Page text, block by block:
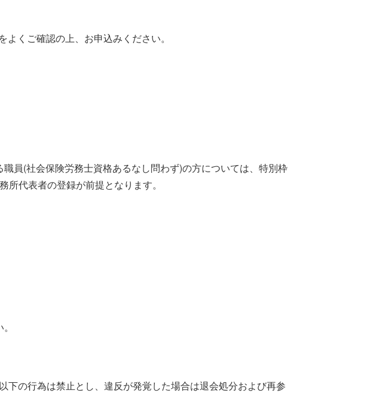
くご確認の上、お申込みください。
員(社会保険労務士資格あるなし問わず)の方については、特別枠
代表者の登録が前提となります。
の行為は禁止とし、違反が発覚した場合は退会処分および再参